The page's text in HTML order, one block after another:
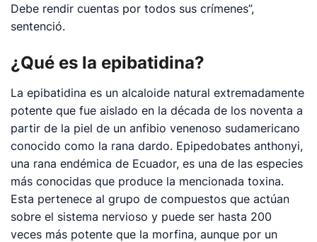
Debe rendir cuentas por todos sus crímenes”,
sentenció.
¿Qué es la epibatidina?
La epibatidina es un alcaloide natural extremadamente
potente que fue aislado en la década de los noventa a
partir de la piel de un anfibio venenoso sudamericano
conocido como la rana dardo. Epipedobates anthonyi,
una rana endémica de Ecuador, es una de las especies
más conocidas que produce la mencionada toxina.
Esta pertenece al grupo de compuestos que actúan
sobre el sistema nervioso y puede ser hasta 200
veces más potente que la morfina, aunque por un